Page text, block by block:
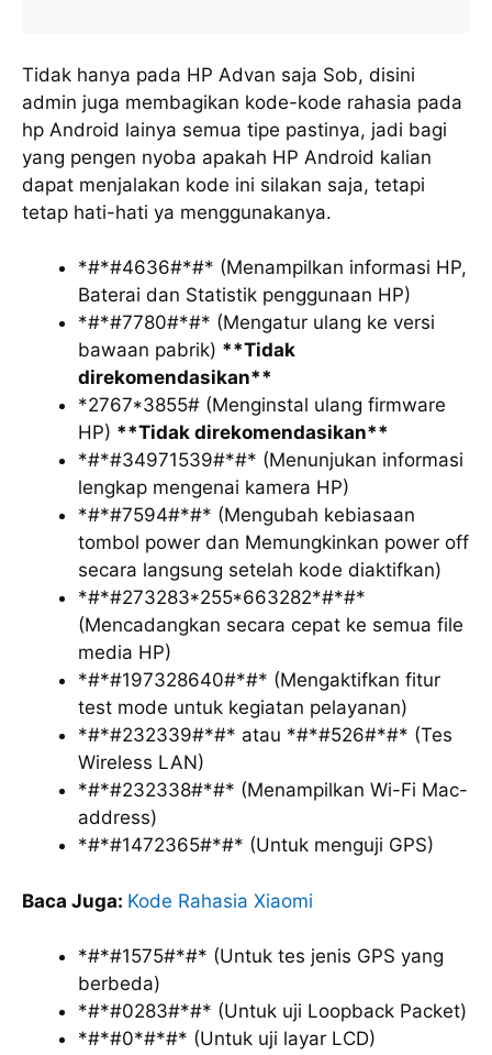
Tidak hanya pada HP Advan saja Sob, disini
admin juga membagikan kode-kode rahasia pada
hp Android lainya semua tipe pastinya, jadi bagi
yang pengen nyoba apakah HP Android kalian
dapat menjalakan kode ini silakan saja, tetapi
tetap hati-hati ya menggunakanya.
*#*#4636#*#* (Menampilkan informasi HP,
Baterai dan Statistik penggunaan HP)
*#*#7780#*#* (Mengatur ulang ke versi
bawaan pabrik) **Tidak
direkomendasikan**
*2767*3855# (Menginstal ulang firmware
HP) **Tidak direkomendasikan**
*#*#34971539#*#* (Menunjukan informasi
lengkap mengenai kamera HP)
*#*#7594#*#* (Mengubah kebiasaan
tombol power dan Memungkinkan power off
secara langsung setelah kode diaktifkan)
*#*#273283*255*663282*#*#*
(Mencadangkan secara cepat ke semua file
media HP)
*#*#197328640#*#* (Mengaktifkan fitur
test mode untuk kegiatan pelayanan)
*#*#232339#*#* atau *#*#526#*#* (Tes
Wireless LAN)
*#*#232338#*#* (Menampilkan Wi-Fi Mac-
address)
*#*#1472365#*#* (Untuk menguji GPS)
Baca Juga: Kode Rahasia Xiaomi
*#*#1575#*#* (Untuk tes jenis GPS yang
berbeda)
*#*#0283#*#* (Untuk uji Loopback Packet)
*#*#0*#*#* (Untuk uji layar LCD)